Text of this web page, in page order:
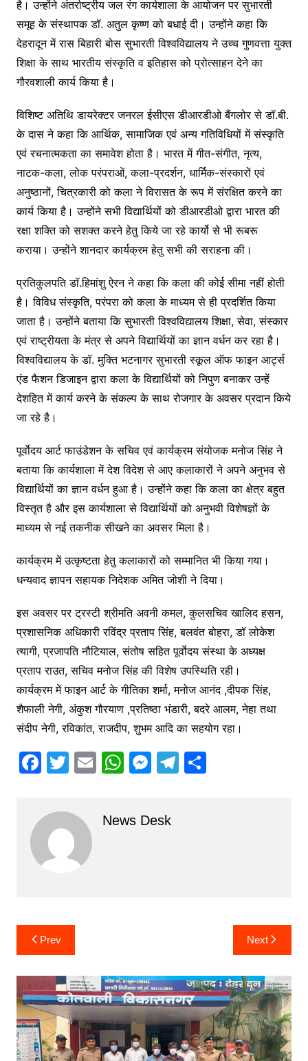
है। उन्होंने अंतर्राष्ट्रीय जल रंग कार्यशाला के आयोजन पर सुभारती
समूह के संस्थापक डॉ. अतुल कृष्ण को बधाई दी। उन्होंने कहा कि
देहरादून में रास बिहारी बोस सुभारती विश्वविद्यालय ने उच्च गुणवत्ता युक्त
शिक्षा के साथ भारतीय संस्कृति व इतिहास को प्रोत्साहन देने का
गौरवशाली कार्य किया है।
विशिष्ट अतिथि डायरेक्टर जनरल ईसीएस डीआरडीओ बैंगलोर से डॉ.बी.
के दास ने कहा कि आर्थिक, सामाजिक एवं अन्य गतिविधियों में संस्कृति
एवं रचनात्मकता का समावेश होता है। भारत में गीत-संगीत, नृत्य,
नाटक-कला, लोक परंपराओं, कला-प्रदर्शन, धार्मिक-संस्कारों एवं
अनुष्ठानों, चित्रकारी को कला ने विरासत के रूप में संरक्षित करने का
कार्य किया है। उन्होंने सभी विद्यार्थियों को डीआरडीओ द्वारा भारत की
रक्षा शक्ति को सशक्त करने हेतु किये जा रहे कार्यो से भी रूबरू
कराया। उन्होंने शानदार कार्यक्रम हेतु सभी की सराहना की।
प्रतिकुलपति डॉ.हिमांशु ऐरन ने कहा कि कला की कोई सीमा नहीं होती
है। विविध संस्कृति, परंपरा को कला के माध्यम से ही प्रदर्शित किया
जाता है। उन्होंने बताया कि सुभारती विश्वविद्यालय शिक्षा, सेवा, संस्कार
एवं राष्ट्रीयता के मंत्र से अपने विद्यार्थियों का ज्ञान वर्धन कर रहा है।
विश्वविद्यालय के डॉ. मुक्ति भटनागर सुभारती स्कूल ऑफ फाइन आर्ट्स
एंड फैशन डिजाइन द्वारा कला के विद्यार्थियों को निपुण बनाकर उन्हें
देशहित में कार्य करने के संकल्प के साथ रोजगार के अवसर प्रदान किये
जा रहे है।
पूर्वाेदय आर्ट फाउंडेशन के सचिव एवं कार्यक्रम संयोजक मनोज सिंह ने
बताया कि कार्यशाला में देश विदेश से आए कलाकारों ने अपने अनुभव से
विद्यार्थियों का ज्ञान वर्धन हुआ है। उन्होंने कहा कि कला का क्षेत्र बहुत
विस्तृत है और इस कार्यशाला से विद्यार्थियों को अनुभवी विशेषज्ञों के
माध्यम से नई तकनीक सीखने का अवसर मिला है।
कार्यक्रम में उत्कृष्टता हेतु कलाकारों को सम्मानित भी किया गया।
धन्यवाद ज्ञापन सहायक निदेशक अमित जोशी ने दिया।
इस अवसर पर ट्रस्टी श्रीमति अवनी कमल, कुलसचिव खालिद हसन,
प्रशासनिक अधिकारी रविंद्र प्रताप सिंह, बलवंत बोहरा, डॉ लोकेश
त्यागी, प्रजापति नौटियाल, संतोष सहित पूर्वाेदय संस्था के अध्यक्ष
प्रताप राउत, सचिव मनोज सिंह की विशेष उपस्थिति रही।
कार्यक्रम में फाइन आर्ट के गीतिका शर्मा, मनोज आनंद ,दीपक सिंह,
शैफाली नेगी, अंकुश गौरयाण ,प्रतिष्ठा भंडारी, बदरे आलम, नेहा तथा
संदीप नेगी, रविकांत, राजदीप, शुभम आदि का सहयोग रहा।
F
c
e
b
o
T
itt
er
E W
s
M
s
T S
News Desk
Post
navigation
Prev Next